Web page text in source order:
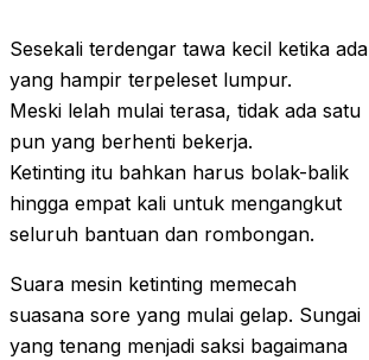
Sesekali terdengar tawa kecil ketika ada
yang hampir terpeleset lumpur.
Meski lelah mulai terasa, tidak ada satu
pun yang berhenti bekerja.
Ketinting itu bahkan harus bolak-balik
hingga empat kali untuk mengangkut
seluruh bantuan dan rombongan.
Suara mesin ketinting memecah
suasana sore yang mulai gelap. Sungai
yang tenang menjadi saksi bagaimana